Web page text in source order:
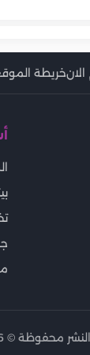
خريطة
محفوظة ©